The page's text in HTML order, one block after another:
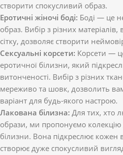
створити спокусливий образ.
Еротичні жіночі боді: Боді — це
образ. Вибір з різних
сітку, дозволяє створити
Сексуальні корсети: Корсети —
еротичної білизни, який
витонченості. Вибір з різних
мереживо та шовк, дозволить
варіант для будь-якого настрою.
Лакована білизна: Для тих, хто
образи, ми пропонуємо колекцію
білизни. Вона підкреслює кожен
створює дуже спокусливий